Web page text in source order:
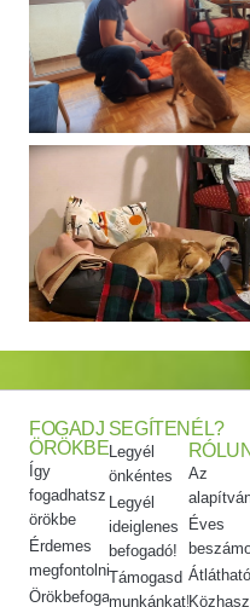
FOGADJ
ÖRÖKBE
Így
fogadhatsz
örökbe
Érdemes
megfontolni
Örökbefogadói
SEGÍTENÉL?
Legyél
önkéntes
Legyél
ideiglenes
befogadó!
Támogasd
munkánkat!
Az
Éves